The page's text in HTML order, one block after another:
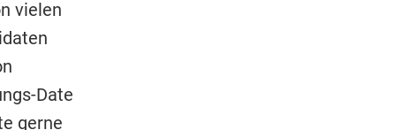
vielen
Date
gerne